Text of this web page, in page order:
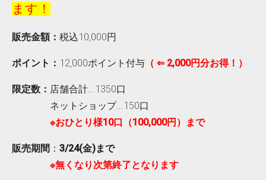
ます！
販売金額： 税込10,000円
ポイント： 12,000ポイント付与 （ ⇐ 2,000円分お得！）
限定数： 店舗合計...1350口
ネットショップ...150口
※おひとり様10口（100,000円）まで
販売期間 ： 3/24(金)まで
※無くなり次第終了となります